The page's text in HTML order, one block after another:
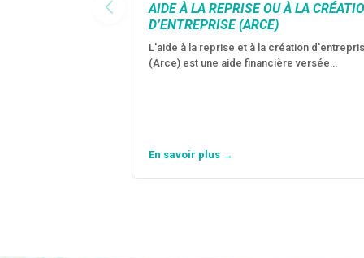
AIDE À LA REPRISE OU À LA
D’ENTREPRISE (ARCE)
L'aide à la reprise et à la création
(Arce) est une aide financière versée…
En savoir plus →